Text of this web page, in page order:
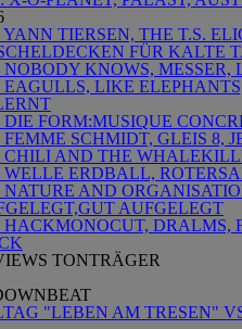
YANN TIERSEN, THE T.S.
FÜR KALTE
NOBODY KNOWS,
EAGULLS, LIKE
DIE FORM:MUSIQUE
FEMME SCHMIDT, GLEIS 8,
CHILI AND THE
WELLE ERDBALL,
NATURE AND
AUFGELEGT
HACKMONOCUT, DRALMS,
TONTRÄGER
"LEBEN AM TRESEN"